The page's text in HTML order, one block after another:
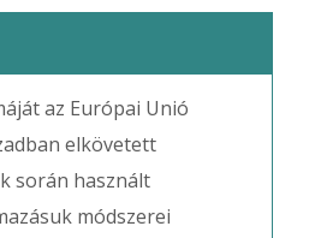
az Európai Unió
elkövetett
során használt
módszerei